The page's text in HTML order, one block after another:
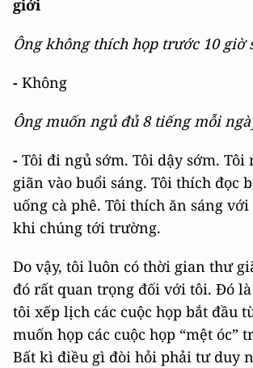
giới
Ông không thích họp trước 10 giờ
- Không
Ông muốn ngủ đủ 8 tiếng mỗi
- Tôi đi ngủ sớm. Tôi dậy sớm. Tôi
giãn vào buổi sáng. Tôi thích đọc
uống cà phê. Tôi thích ăn sáng
khi chúng tới trường.
Do vậy, tôi luôn có thời gian thư
đó rất quan trọng đối với tôi. Đó
tôi xếp lịch các cuộc họp bắt đầu
muốn họp các cuộc họp “mệt óc”
Bất kì điều gì đòi hỏi phải tư duy